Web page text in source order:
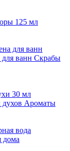
125 мл
для ванн
ванн Скрабы
30 мл
Ароматы
вода
дома